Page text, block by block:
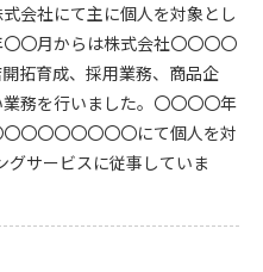
会社にて主に個人を対象とし
〇月からは株式会社〇〇〇〇
拓育成、採用業務、商品企
務を行いました。〇〇〇〇年
〇〇〇〇〇〇〇にて個人を対
グサービスに従事していま